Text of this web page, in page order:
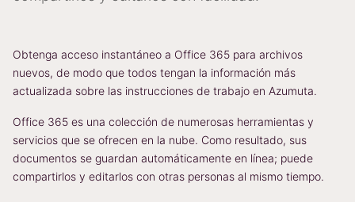
Obtenga acceso instantáneo a Office 365 para archivos
nuevos, de modo que todos tengan la información más
actualizada sobre las instrucciones de trabajo en Azumuta.
Office 365 es una colección de numerosas herramientas y
servicios que se ofrecen en la nube. Como resultado, sus
documentos se guardan automáticamente en línea; puede
compartirlos y editarlos con otras personas al mismo tiempo.